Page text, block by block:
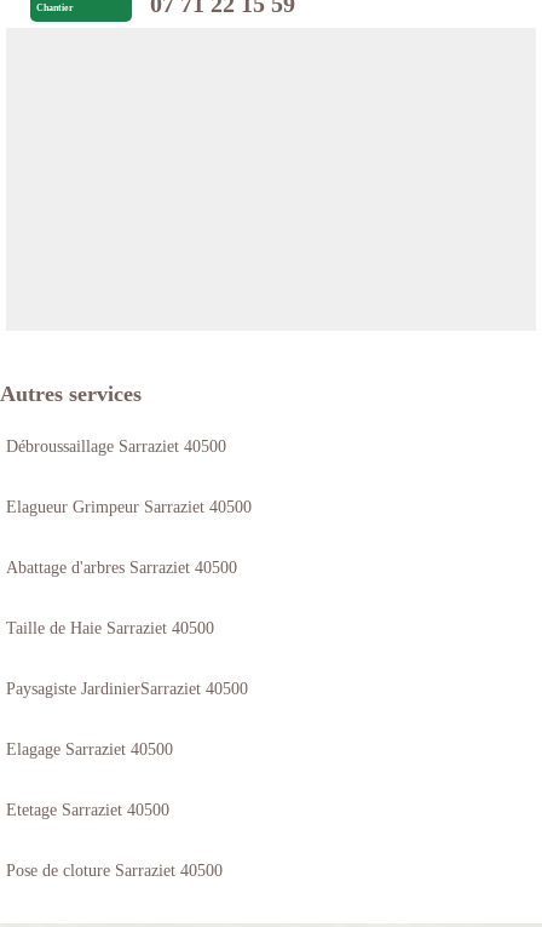
Chantier
Autres services
Débroussaillage Sarraziet 40500
Elagueur Grimpeur Sarraziet 40500
Abattage d'arbres Sarraziet 40500
Taille de Haie Sarraziet 40500
Paysagiste JardinierSarraziet 40500
Elagage Sarraziet 40500
Etetage Sarraziet 40500
Pose de cloture Sarraziet 40500